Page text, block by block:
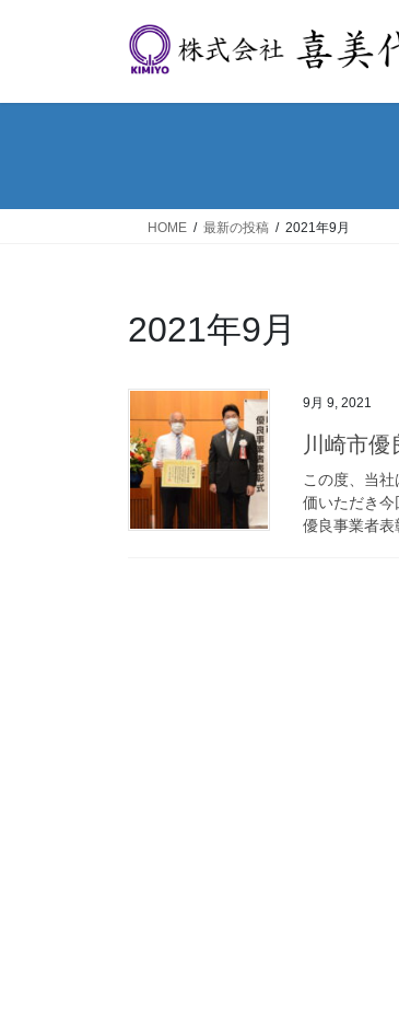
HOME 最新の投稿 2021年9月
2021年9月
9月 9, 2021
川崎市
この度、当
価いただき
優良事業者